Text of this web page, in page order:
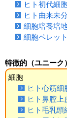
クローニング実
細胞選択ガイド
エピジェネティ
RNAi実験ガイド
アプリケーショ
ヒト初代細
ヒト由来未
細胞培養培
細胞ペレット
特徴的（ユニーク
細胞
ヒト心筋細
ヒト鼻腔上
ヒト毛乳頭